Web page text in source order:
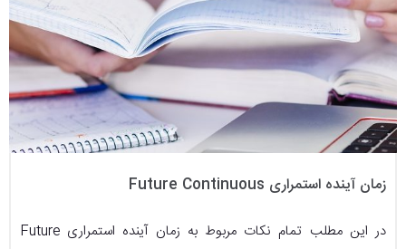
زمان آینده استمراری Future Continuous
در این مطلب تمام نکات مربوط به زمان آینده استمراری Future